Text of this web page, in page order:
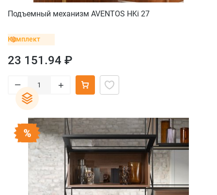
Подъемный механизм AVENTOS HKi 27
Комплект
23 151.94 ₽
– +